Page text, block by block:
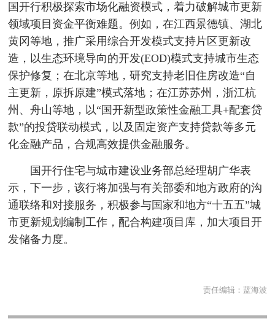
国开行积极探索市场化融资模式，着力破解城市更新
领域项目资金平衡难题。例如，在江西景德镇、湖北
黄冈等地，推广采用综合开发模式支持片区更新改
造，以生态环境导向的开发(EOD)模式支持城市生态
保护修复；在北京等地，研究支持老旧住房改造“自
主更新，原拆原建”模式落地；在江苏苏州，浙江杭
州、舟山等地，以“国开新型政策性金融工具+配套贷
款”的投贷联动模式，以及固定资产支持贷款等多元
化金融产品，合规高效提供金融服务。
国开行住宅与城市建设业务部总经理胡广华表
示，下一步，该行将加强与有关部委和地方政府的沟
通联络和对接服务，积极参与国家和地方“十五五”城
市更新规划编制工作，配合构建项目库，加大项目开
发储备力度。
责任编辑： 蓝海波